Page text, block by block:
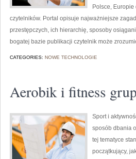
Polsce,
czytelników. Portal opisuje najważniejsze
przestępczych, ich hierarchię, sposoby
bogatej bazie publikacji czytelnik może
CATEGORIES: NOWE TECHNOLOGIE
Aerobik i fitness
Sport i
sposób dbania
tej tematyce
początkujący,